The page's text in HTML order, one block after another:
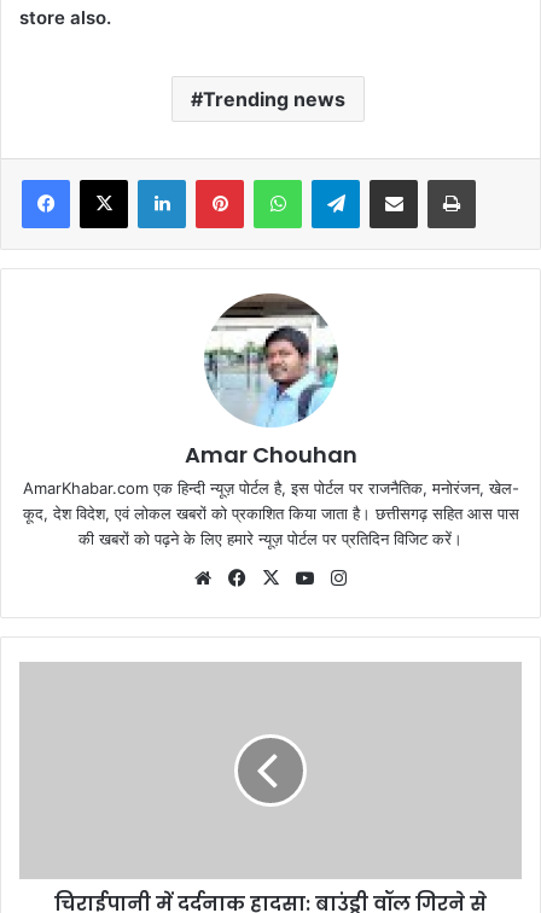
store also.
Trending news
Facebook
X LinkedInPinterestWhatsAppTelegramShare via Email Print
Amar Chouhan
AmarKhabar.com एक हिन्दी न्यूज़ पोर्टल है, इस पोर्टल पर राजनैतिक, मनोरंजन, खेल-
कूद, देश विदेश, एवं लोकल खबरों को प्रकाशित किया जाता है। छत्तीसगढ़ सहित आस पास
की खबरों को पढ़ने के लिए हमारे न्यूज़ पोर्टल पर प्रतिदिन विजिट करें।
WebsiteFacebook
X YouTube
चिराईपानी में दर्दनाक हादसा: बाउंड्री वॉल गिरने से